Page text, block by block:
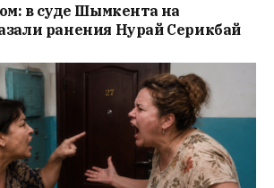
в суде Шымкента на
ранения Нурай Серикбай